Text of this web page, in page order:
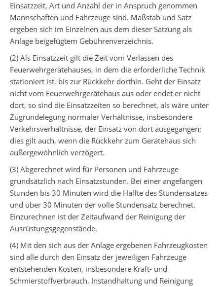
Einsatzzeit, Art und Anzahl der in Anspruch genommen
Mannschaften und Fahrzeuge sind. Maßstab und Satz
ergeben sich im Einzelnen aus dem dieser Satzung als
Anlage beigefügtem Gebührenverzeichnis.
(2) Als Einsatzzeit gilt die Zeit vom Verlassen des
Feuerwehrgerätehauses, in dem die erforderliche Technik
stationiert ist, bis zur Rückkehr dorthin. Geht der Einsatz
nicht vom Feuerwehrgerätehaus aus oder endet er nicht
dort, so sind die Einsatzzeiten so berechnet, als wäre unter
Zugrundelegung normaler Verhältnisse, insbesondere
Verkehrsverhältnisse, der Einsatz von dort ausgegangen;
dies gilt auch, wenn die Rückkehr zum Gerätehaus sich
außergewöhnlich verzögert.
(3) Abgerechnet wird für Personen und Fahrzeuge
grundsätzlich nach Einsatzstunden. Bei einer angefangen
Stunden bis 30 Minuten wird die Hälfte des Stundensatzes
und über 30 Minuten der volle Stundensatz berechnet.
Einzurechnen ist der Zeitaufwand der Reinigung der
Ausrüstungsgegenstände.
(4) Mit den sich aus der Anlage ergebenen Fahrzeugkosten
sind alle durch den Einsatz der jeweiligen Fahrzeuge
entstehenden Kosten, insbesondere Kraft- und
Schmierstoffverbrauch, Instandhaltung und Reinigung